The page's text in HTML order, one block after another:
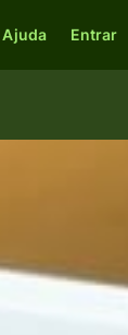
Ajuda Entrar